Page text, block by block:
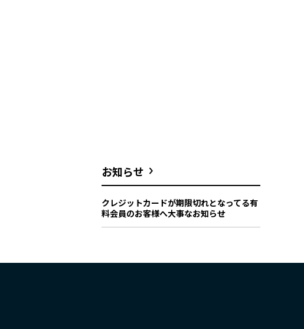
お知らせ
クレジットカードが期限切れとなってる有
料会員のお客様へ大事なお知らせ